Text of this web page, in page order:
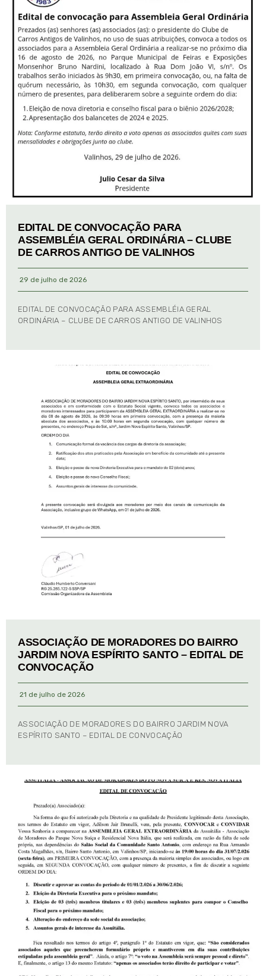
EDITAL DE CONVOCAÇÃO PARA
ASSEMBLÉIA GERAL ORDINÁRIA – CLUBE
DE CARROS ANTIGO DE VALINHOS
29 de julho de 2026
EDITAL DE CONVOCAÇÃO PARA ASSEMBLÉIA GERAL
ORDINÁRIA – CLUBE DE CARROS ANTIGO DE VALINHOS
ASSOCIAÇÃO DE MORADORES DO BAIRRO
JARDIM NOVA ESPÍRITO SANTO – EDITAL DE
CONVOCAÇÃO
21 de julho de 2026
ASSOCIAÇÃO DE MORADORES DO BAIRRO JARDIM NOVA
ESPÍRITO SANTO – EDITAL DE CONVOCAÇÃO